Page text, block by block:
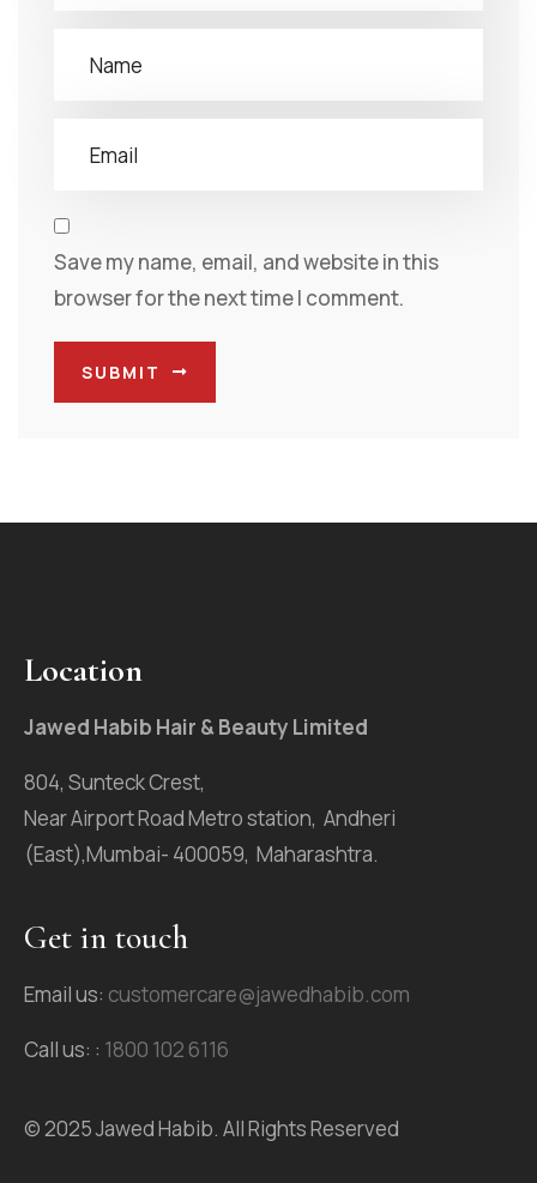
Save my name, email, and website in this
browser for the next time I comment.
SUBMIT
Location
Jawed Habib Hair & Beauty Limited
804, Sunteck Crest,
Near Airport Road Metro station, Andheri
(East),Mumbai- 400059, Maharashtra.
Get in touch
Email us: customercare@jawedhabib.com
Call us: : 1800 102 6116
© 2025 Jawed Habib. All Rights Reserved